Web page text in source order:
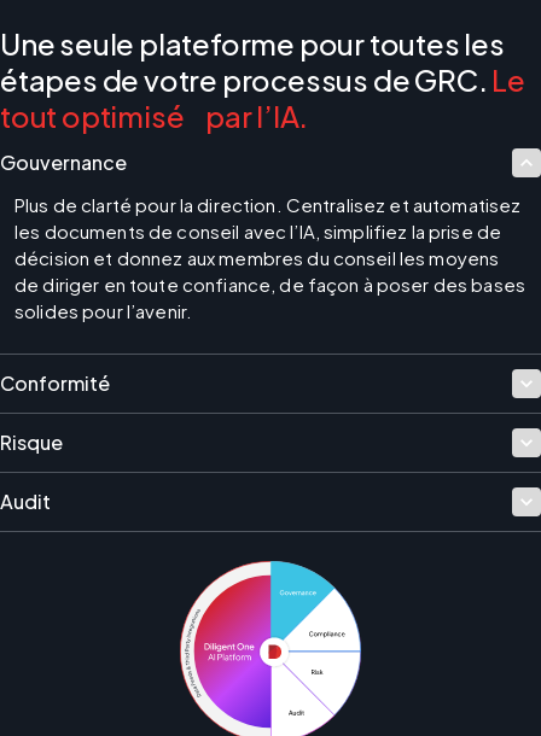
Une seule plateforme pour toutes les
étapes de votre processus de GRC. Le
tout optimisé par l’IA.
Gouvernance
Plus de clarté pour la direction. Centralisez et automatisez
les documents de conseil avec l’IA, simplifiez la prise de
décision et donnez aux membres du conseil les moyens
de diriger en toute confiance, de façon à poser des bases
solides pour l’avenir.
Conformité
Risque
Audit